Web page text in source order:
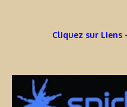
Cliquez sur Liens